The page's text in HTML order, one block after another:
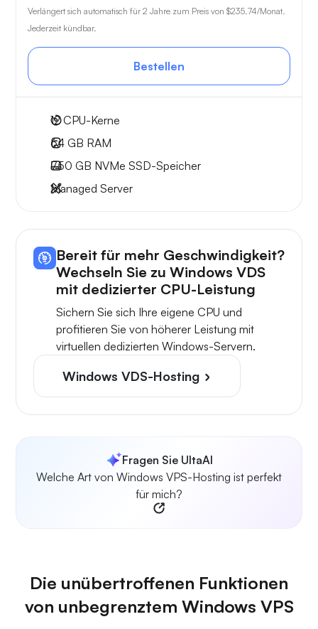
Verlängert sich automatisch für 2 Jahre zum Preis von $235.74/Monat.
Jederzeit kündbar.
Bestellen
12CPU-Kerne
64 GB RAM
750 GB NVMe SSD-Speicher
Managed Server
Bereit für mehr Geschwindigkeit?
Wechseln Sie zu Windows VDS
mit dedizierter CPU-Leistung
Sichern Sie sich Ihre eigene CPU und
profitieren Sie von höherer Leistung mit
virtuellen dedizierten Windows-Servern.
Windows VDS-Hosting
Fragen Sie UltaAI
Welche Art von Windows VPS-Hosting ist perfekt
für mich?
Die unübertroffenen Funktionen
von unbegrenztem Windows VPS